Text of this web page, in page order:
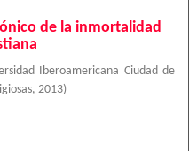
de la inmortalidad
Iberoamericana Ciudad de
, 2013)